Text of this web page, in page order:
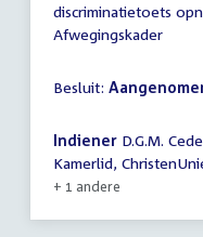
discriminatietoets
Afwegingskader
Besluit:
Indiener D.G.M.
Kamerlid,
+ 1 andere